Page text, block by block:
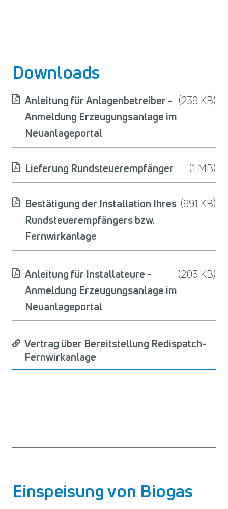
Downloads
Anleitung für Anlagenbetreiber -
Anmeldung Erzeugungsanlage im
Neuanlageportal
(239 KB)
Lieferung Rundsteuerempfänger (1 MB)
Bestätigung der Installation Ihres
Rundsteuerempfängers bzw.
Fernwirkanlage
(991 KB)
Anleitung für Installateure -
Anmeldung Erzeugungsanlage im
Neuanlageportal
(203 KB)
Vertrag über Bereitstellung Redispatch-
Fernwirkanlage
Einspeisung von Biogas